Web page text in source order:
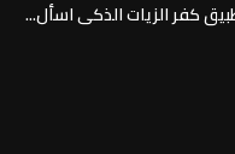
كفر الزيات الذكى اسأل...